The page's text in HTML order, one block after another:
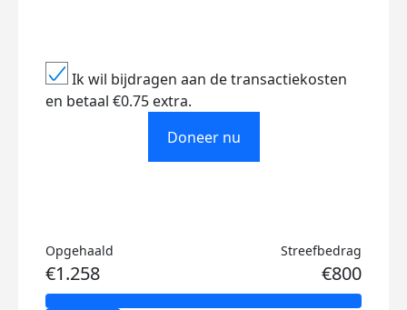
Ik wil bijdragen aan de transactiekosten
en betaal €0.75 extra.
Doneer nu
Opgehaald
€1.258
Streefbedrag
€800